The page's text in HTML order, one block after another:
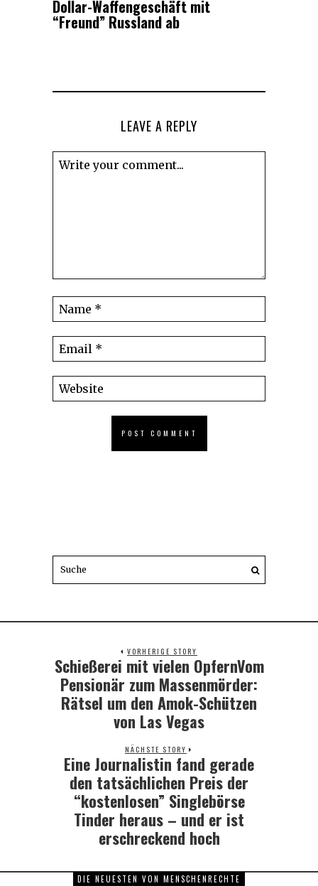
Dollar-Waffengeschäft mit
“Freund” Russland ab
LEAVE A REPLY
VORHERIGE STORY
Previous
post:
Schießerei mit vielen OpfernVom
Pensionär zum Massenmörder:
Rätsel um den Amok-Schützen
von Las Vegas
NÄCHSTE STORY
Next
post:
Eine Journalistin fand gerade
den tatsächlichen Preis der
“kostenlosen” Singlebörse
Tinder heraus – und er ist
erschreckend hoch
DIE NEUESTEN VON MENSCHENRECHTE